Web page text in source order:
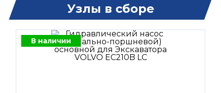
Узлы в сборе
В наличии